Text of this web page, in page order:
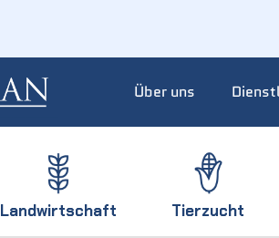
Über uns
Landwirtschaft Tierzucht